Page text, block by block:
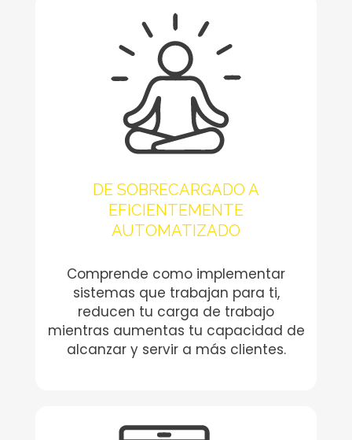
DE SOBRECARGADO A
EFICIENTEMENTE
AUTOMATIZADO
Comprende como implementar
sistemas que trabajan para ti,
reducen tu carga de trabajo
mientras aumentas tu capacidad de
alcanzar y servir a más clientes.